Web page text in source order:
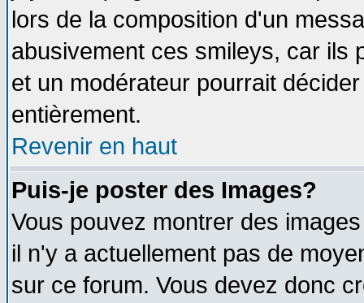
lors de la composition d'un
abusivement ces smileys, car ils
et un modérateur pourrait
entièrement.
Revenir en haut
Puis-je poster des Images?
Vous pouvez montrer des
il n'y a actuellement pas de
sur ce forum. Vous devez donc